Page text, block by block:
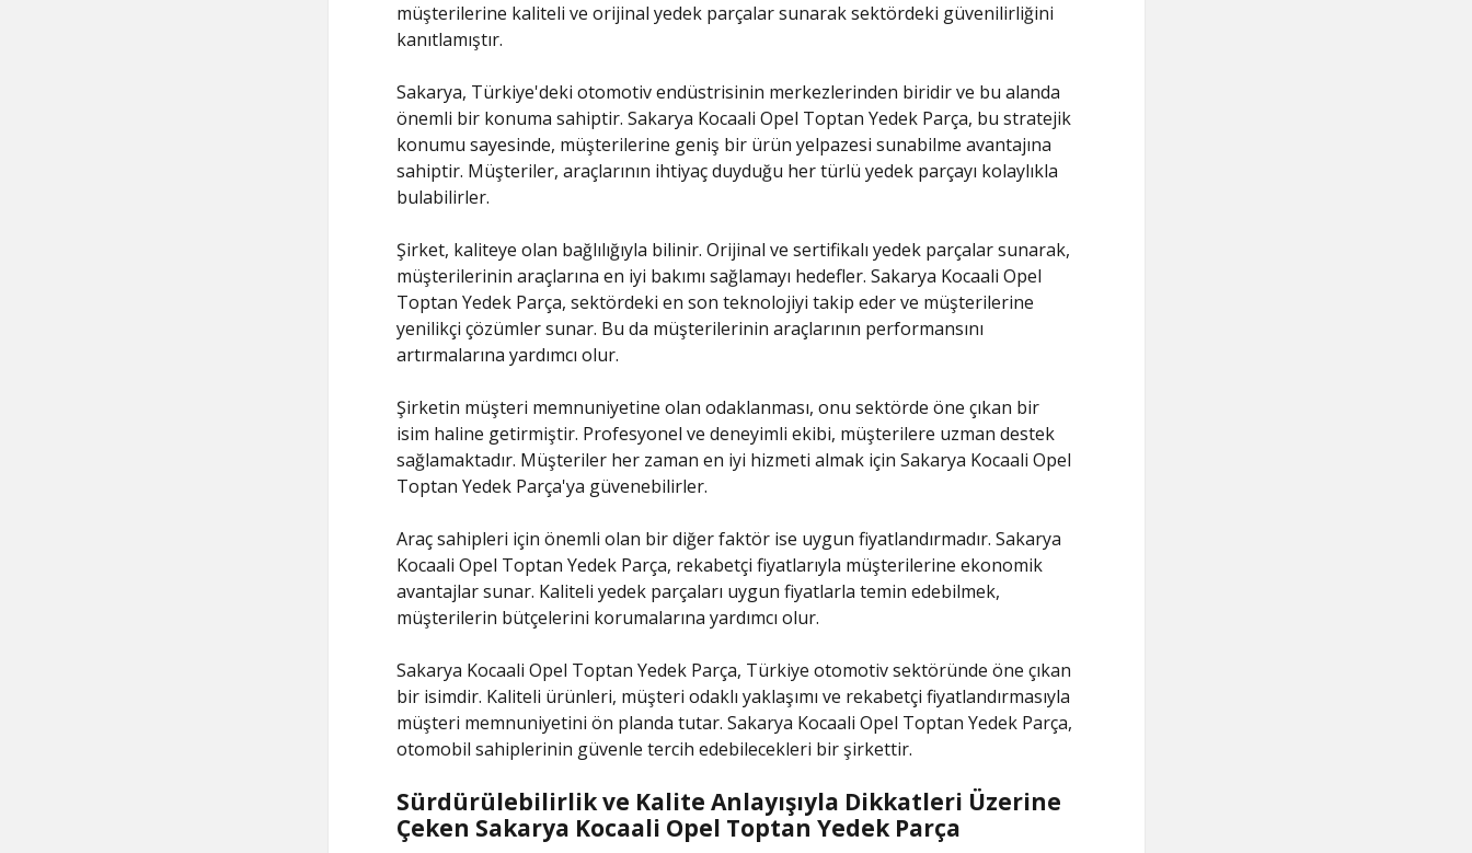
müşterilerine kaliteli ve orijinal yedek parçalar sunarak sektördeki güvenilirliğini
kanıtlamıştır.
Sakarya, Türkiye'deki otomotiv endüstrisinin merkezlerinden biridir ve bu alanda
önemli bir konuma sahiptir. Sakarya Kocaali Opel Toptan Yedek Parça, bu stratejik
konumu sayesinde, müşterilerine geniş bir ürün yelpazesi sunabilme avantajına
sahiptir. Müşteriler, araçlarının ihtiyaç duyduğu her türlü yedek parçayı kolaylıkla
bulabilirler.
Şirket, kaliteye olan bağlılığıyla bilinir. Orijinal ve sertifikalı yedek parçalar sunarak,
müşterilerinin araçlarına en iyi bakımı sağlamayı hedefler. Sakarya Kocaali Opel
Toptan Yedek Parça, sektördeki en son teknolojiyi takip eder ve müşterilerine
yenilikçi çözümler sunar. Bu da müşterilerinin araçlarının performansını
artırmalarına yardımcı olur.
Şirketin müşteri memnuniyetine olan odaklanması, onu sektörde öne çıkan bir
isim haline getirmiştir. Profesyonel ve deneyimli ekibi, müşterilere uzman destek
sağlamaktadır. Müşteriler her zaman en iyi hizmeti almak için Sakarya Kocaali Opel
Toptan Yedek Parça'ya güvenebilirler.
Araç sahipleri için önemli olan bir diğer faktör ise uygun fiyatlandırmadır. Sakarya
Kocaali Opel Toptan Yedek Parça, rekabetçi fiyatlarıyla müşterilerine ekonomik
avantajlar sunar. Kaliteli yedek parçaları uygun fiyatlarla temin edebilmek,
müşterilerin bütçelerini korumalarına yardımcı olur.
Sakarya Kocaali Opel Toptan Yedek Parça, Türkiye otomotiv sektöründe öne çıkan
bir isimdir. Kaliteli ürünleri, müşteri odaklı yaklaşımı ve rekabetçi fiyatlandırmasıyla
müşteri memnuniyetini ön planda tutar. Sakarya Kocaali Opel Toptan Yedek Parça,
otomobil sahiplerinin güvenle tercih edebilecekleri bir şirkettir.
Sürdürülebilirlik ve Kalite Anlayışıyla Dikkatleri Üzerine
Çeken Sakarya Kocaali Opel Toptan Yedek Parça